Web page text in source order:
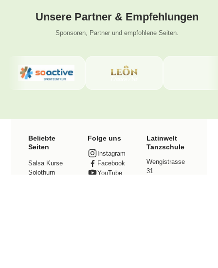
Unsere Partner & Empfehlungen
Sponsoren, Partner und empfohlene Seiten.
Beliebte
Seiten
Salsa Kurse
Solothurn
Folge uns
Instagram
Facebook
YouTube
Latinwelt
Tanzschule
Wengistrasse
31